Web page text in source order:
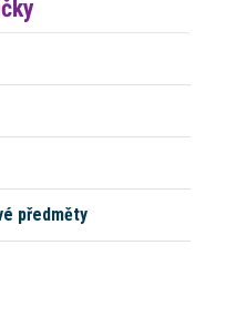
předměty